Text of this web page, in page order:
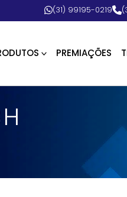
(31) 99195-0219
PREMIAÇÕES